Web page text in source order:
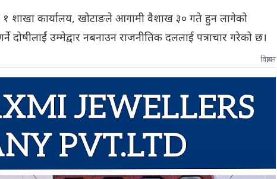
१ शाखा कार्यालय, खोटाङले आगामी वैशाख ३० गते हुन लागेको
दोषीलार्ई उम्मेद्वार नबनाउन राजनीतिक दललाई पत्राचार गरेको छ।
विज्ञापन